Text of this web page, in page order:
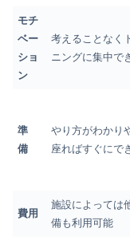
モチ
ベー
ショ
ン
考えることなく
ニングに集中で
準
備
やり方がわかり
座ればすぐにで
費用
施設によっては
備も利用可能